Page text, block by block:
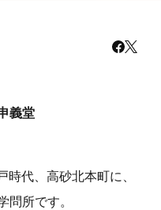
義堂
代、高砂北本町に、
所です。